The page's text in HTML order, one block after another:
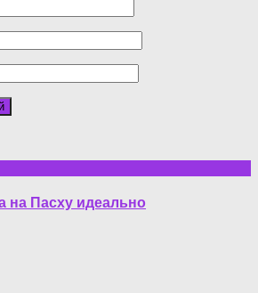
на Пасху идеально